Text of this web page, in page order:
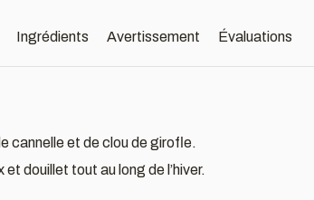
Ingrédients Avertissement Évaluations
cannelle et de clou de girofle.
douillet tout au long de l’hiver.